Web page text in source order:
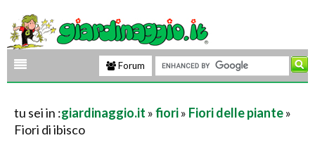
Forum
tu sei in :giardinaggio.it »fiori» Fiori delle piante»
Fiori di ibisco